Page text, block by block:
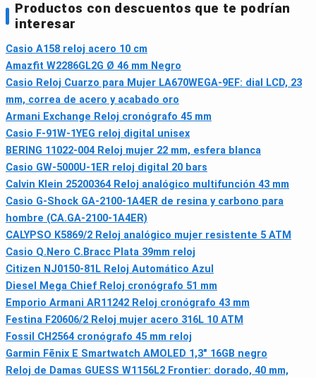
Productos con descuentos que te podrían
interesar
Casio A158 reloj acero 10 cm
Amazfit W2286GL2G Ø 46 mm Negro
Casio Reloj Cuarzo para Mujer LA670WEGA-9EF: dial LCD, 23
mm, correa de acero y acabado oro
Armani Exchange Reloj cronógrafo 45 mm
Casio F-91W-1YEG reloj digital unisex
BERING 11022-004 Reloj mujer 22 mm, esfera blanca
Casio GW-5000U-1ER reloj digital 20 bars
Calvin Klein 25200364 Reloj analógico multifunción 43 mm
Casio G-Shock GA-2100-1A4ER de resina y carbono para
hombre (CA.GA-2100-1A4ER)
CALYPSO K5869/2 Reloj analógico mujer resistente 5 ATM
Casio Q.Nero C.Bracc Plata 39mm reloj
Citizen NJ0150-81L Reloj Automático Azul
Diesel Mega Chief Reloj cronógrafo 51 mm
Emporio Armani AR11242 Reloj cronógrafo 43 mm
Festina F20606/2 Reloj mujer acero 316L 10 ATM
Fossil CH2564 cronógrafo 45 mm reloj
Garmin Fēnix E Smartwatch AMOLED 1,3" 16GB negro
Reloj de Damas GUESS W1156L2 Frontier: dorado, 40 mm,